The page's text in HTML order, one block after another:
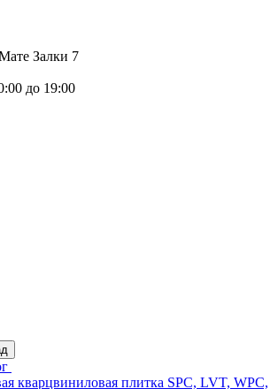
Залки 7
до 19:00
кварцвиниловая плитка SPC, LVT, WPC,